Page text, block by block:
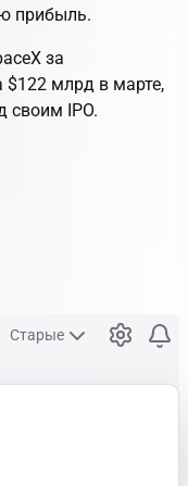
прибыль.
за
$122 млрд в марте,
своим IPO.
Старые